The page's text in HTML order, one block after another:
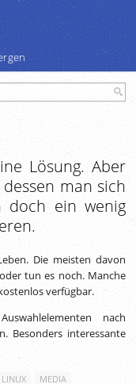
Lösung. Aber
man sich
doch ein wenig
Die meisten davon
tun es noch. Manche
verfügbar.
nach
Besonders interessante
LINUX
MEDIA